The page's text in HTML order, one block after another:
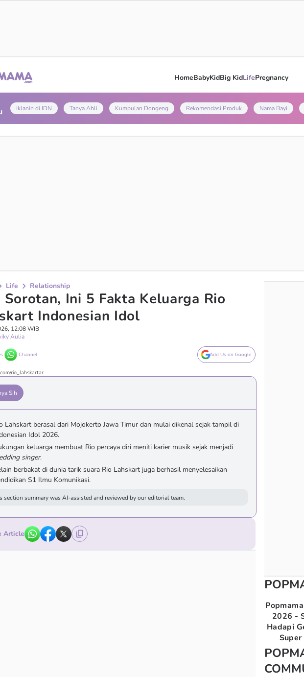
HomeBabyKidBig KidLifePregnancy
Iklanin di IDN Tanya Ahli Kumpulan Dongeng Rekomendasi Produk Nama Bayi
Life Relationship
Sorotan, Ini 5 Fakta Keluarga Rio
Indonesian Idol
12:08 WIB
Aulia
Channel Add Us on Google
rio_lahskartar
Sih
Lahskart berasal dari Mojokerto Jawa Timur dan mulai dikenal sejak tampil di
Idol 2026.
keluarga membuat Rio percaya diri meniti karier musik sejak menjadi
singer.
berbakat di dunia tarik suara Rio Lahskart juga berhasil menyelesaikan
S1 Ilmu Komunikasi.
section summary was AI-assisted and reviewed by our editorial team.
Article
2026 -
Hadapi